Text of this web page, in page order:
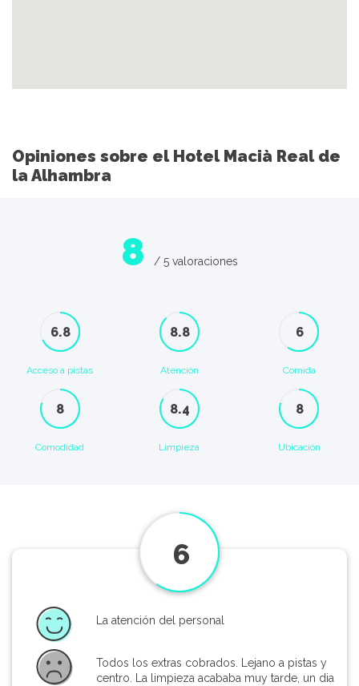
Opiniones sobre el Hotel Macià Real de
la Alhambra
8 / 5 valoraciones
6.8
Acceso a pistas
8.8
Atención
6
Comida
8
Comodidad
8.4
Limpieza
8
Ubicación
6
La atención del personal
Todos los extras cobrados. Lejano a pistas y
centro. La limpieza acababa muy tarde, un dia